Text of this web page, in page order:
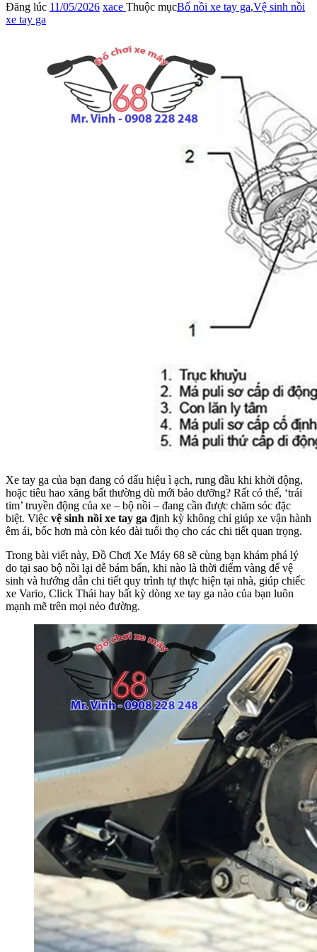
Đăng lúc 11/05/2026 xace Thuộc mụcBố nồi xe tay ga,Vệ sinh nồi
xe tay ga
Xe tay ga của bạn đang có dấu hiệu ì ạch, rung đầu khi khởi động,
hoặc tiêu hao xăng bất thường dù mới bảo dưỡng? Rất có thể, ‘trái
tim’ truyền động của xe – bộ nồi – đang cần được chăm sóc đặc
biệt. Việc vệ sinh nồi xe tay ga định kỳ không chỉ giúp xe vận hành
êm ái, bốc hơn mà còn kéo dài tuổi thọ cho các chi tiết quan trọng.
Trong bài viết này, Đồ Chơi Xe Máy 68 sẽ cùng bạn khám phá lý
do tại sao bộ nồi lại dễ bám bẩn, khi nào là thời điểm vàng để vệ
sinh và hướng dẫn chi tiết quy trình tự thực hiện tại nhà, giúp chiếc
xe Vario, Click Thái hay bất kỳ dòng xe tay ga nào của bạn luôn
mạnh mẽ trên mọi nẻo đường.